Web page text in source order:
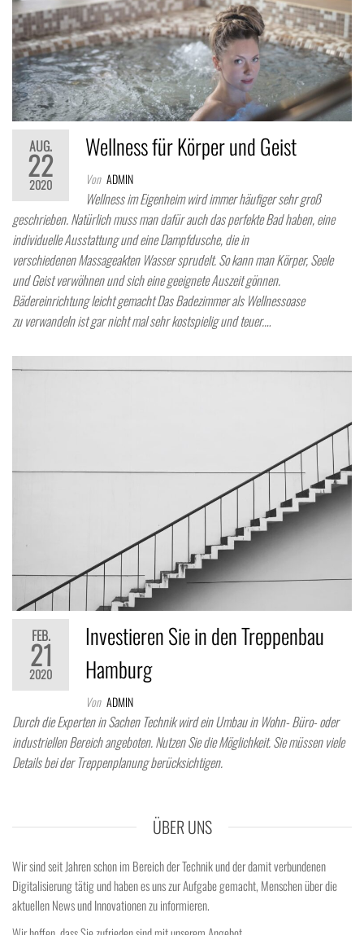
AUG.
22
2020
Wellness für Körper und Geist
Von ADMIN
Wellness im Eigenheim wird immer häufiger sehr groß
geschrieben. Natürlich muss man dafür auch das perfekte Bad haben, eine
individuelle Ausstattung und eine Dampfdusche, die in
verschiedenen Massageakten Wasser sprudelt. So kann man Körper, Seele
und Geist verwöhnen und sich eine geeignete Auszeit gönnen.
Bädereinrichtung leicht gemacht Das Badezimmer als Wellnessoase
zu verwandeln ist gar nicht mal sehr kostspielig und teuer.…
FEB.
21
2020
Investieren Sie in den Treppenbau
Hamburg
Von ADMIN
Durch die Experten in Sachen Technik wird ein Umbau in Wohn- Büro- oder
industriellen Bereich angeboten. Nutzen Sie die Möglichkeit. Sie müssen viele
Details bei der Treppenplanung berücksichtigen.
ÜBER UNS
Wir sind seit Jahren schon im Bereich der Technik und der damit verbundenen
Digitalisierung tätig und haben es uns zur Aufgabe gemacht, Menschen über die
aktuellen News und Innovationen zu informieren.